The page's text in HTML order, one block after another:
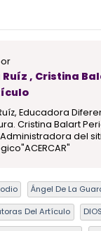
Ruíz , Cristina
Educadora
Cristina Balart
del
Ángel De La
Del Artículo DIOS